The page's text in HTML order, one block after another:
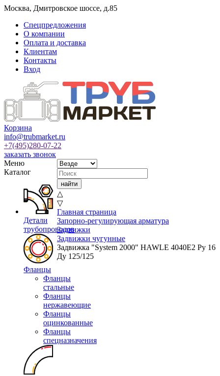
Москва, Дмитровское шоссе, д.85
Спецпредложения
О компании
Оплата и доставка
Клиентам
Контакты
Вход
Корзина
info@trubmarket.ru
+7(495)280-07-22
заказать звонок
Меню
Каталог
Детали
трубопроводов
Фланцы
Фланцы
стальные
Фланцы
нержавеющие
Фланцы
оцинкованные
Фланцы
спецназначения
△
▽
Главная страница
Запорно-регулирующая арматура
Задвижки
Задвижки чугунные
Задвижка "System 2000" HAWLE 4040Е2 Ру 16
Ду 125/125